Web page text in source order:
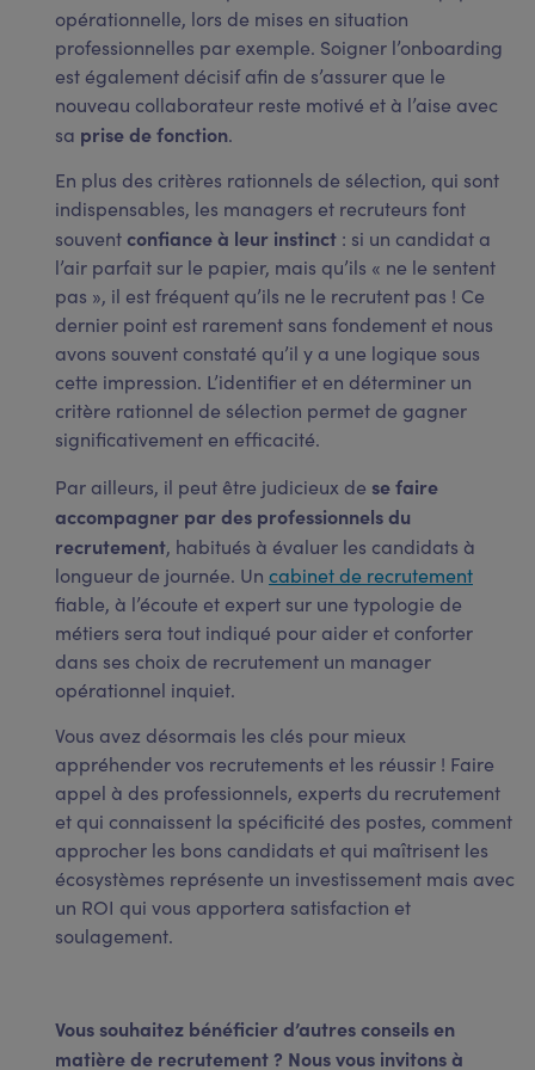
opérationnelle, lors de mises en situation
professionnelles par exemple. Soigner l’onboarding
est également décisif afin de s’assurer que le
nouveau collaborateur reste motivé et à l’aise avec
sa prise de fonction.
En plus des critères rationnels de sélection, qui sont
indispensables, les managers et recruteurs font
souventconfiance à leur instinct : si un candidat a
l’air parfait sur le papier, mais qu’ils « ne le sentent
pas », il est fréquent qu’ils ne le recrutent pas ! Ce
dernier point est rarement sans fondement et nous
avons souvent constaté qu’il y a une logique sous
cette impression. L’identifier et en déterminer un
critère rationnel de sélection permet de gagner
significativement en efficacité.
Par ailleurs, il peut être judicieux de se faire
accompagner par des professionnels du
recrutement, habitués à évaluer les candidats à
longueur de journée. Un cabinet de recrutement
fiable, à l’écoute et expert sur une typologie de
métiers sera tout indiqué pour aider et conforter
dans ses choix de recrutement un manager
opérationnel inquiet.
Vous avez désormais les clés pour mieux
appréhender vos recrutements et les réussir ! Faire
appel à des professionnels, experts du recrutement
et qui connaissent la spécificité des postes, comment
approcher les bons candidats et qui maîtrisent les
écosystèmes représente un investissement mais avec
un ROI qui vous apportera satisfaction et
soulagement.
Vous souhaitez bénéficier d’autres conseils en
matière de recrutement ? Nous vous invitons à